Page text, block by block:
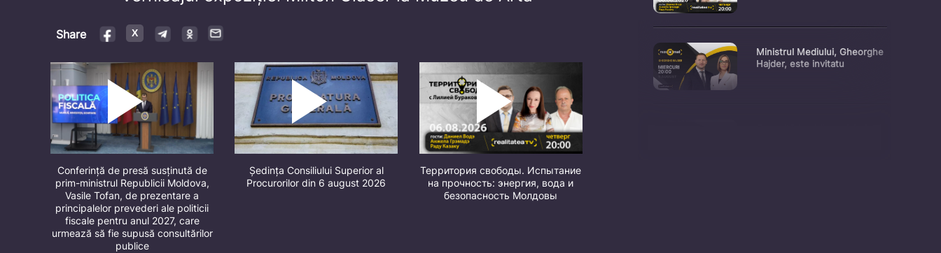
Share
Conferință de presă susținută de
prim-ministrul Republicii Moldova,
Vasile Tofan, de prezentare a
principalelor prevederi ale politicii
fiscale pentru anul 2027, care
urmează să fie supusă consultărilor
publice
Ședința Consiliului Superior al
Procurorilor din 6 august 2026
Территория свободы. Испытание
на прочность: энергия, вода и
безопасность Молдовы
Ministrul Mediului, Gheorghe
Hajder, este invitatu